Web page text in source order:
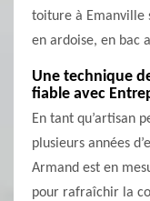
toiture à Emanville
en ardoise, en bac
Une technique
fiable avec
En tant qu’artisan
plusieurs années
Armand est en
pour rafraîchir la